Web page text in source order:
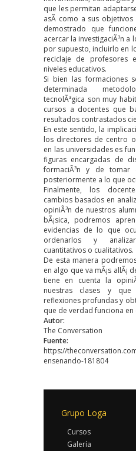
que les permitan
asÃ­ como a sus
demostrado que
acercar la investigaciÃ³n a
por supuesto, incluirlo en
reciclaje de profesores
niveles educativos.
Si bien las formaciones
determinada
tecnolÃ³gica son muy
cursos a docentes que
resultados contrastados
En este sentido, la
los directores de centro
en las universidades es
figuras encargadas de
formaciÃ³n y de tomar
posteriormente a lo que
Finalmente, los
cambios basados en
opiniÃ³n de nuestros
bÃ¡sica, podremos
evidencias de lo que
ordenarlos y
cuantitativos o cualitativos.
De esta manera
en algo que va mÃ¡s allÃ¡
tiene en cuenta la
nuestras clases y
reflexiones profundas y
que de verdad funciona en
Autor:
The Conversation
Fuente:
https://
ensenando-181804
Grupo Loga
Cursos
Galería